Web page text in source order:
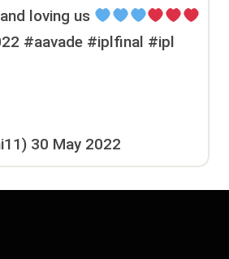
loving us
#aavade #iplfinal #ipl
30 May 2022